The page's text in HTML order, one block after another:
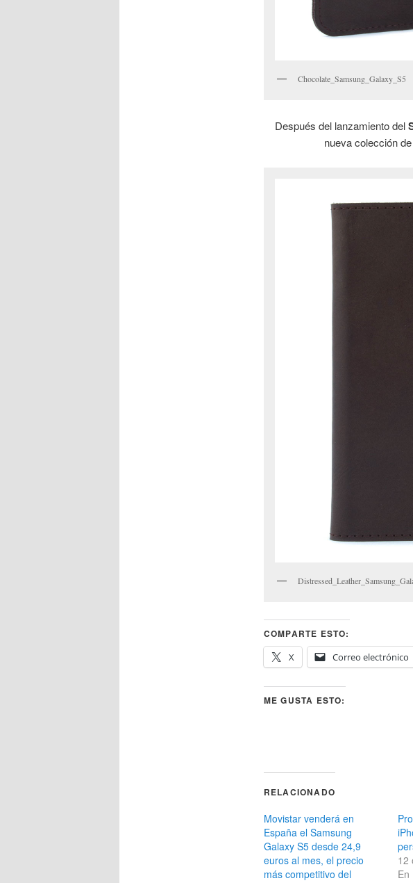
Chocolate_Samsung_Galaxy_S5
Después del lanzamiento del
nueva colección
COMPARTE ESTO:
X
Correo electrónico
ME GUSTA ESTO:
RELACIONADO
Movistar venderá en
España el Samsung
Galaxy S5 desde 24,9
euros al mes, el precio
más competitivo del
12
En